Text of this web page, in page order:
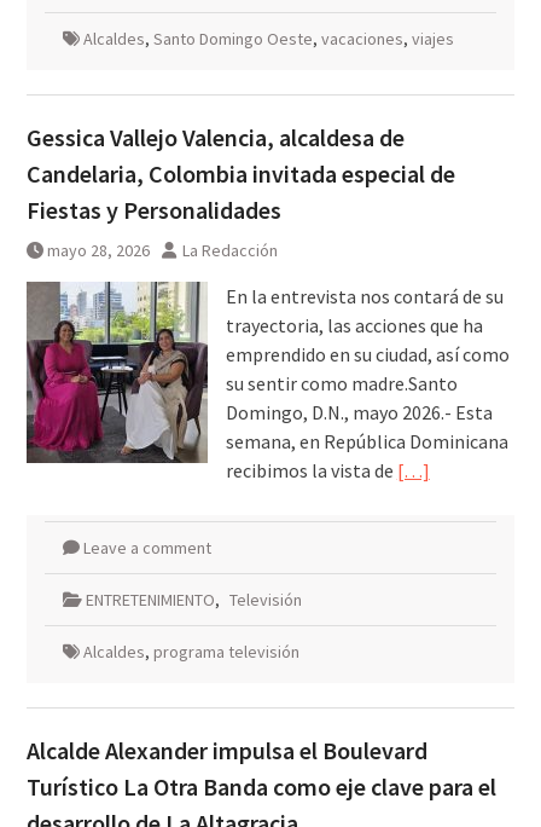
Alcaldes, Santo Domingo Oeste, vacaciones, viajes
Gessica Vallejo Valencia, alcaldesa de
Candelaria, Colombia invitada especial de
Fiestas y Personalidades
mayo 28, 2026 La Redacción
En la entrevista nos contará de su
trayectoria, las acciones que ha
emprendido en su ciudad, así como
su sentir como madre.Santo
Domingo, D.N., mayo 2026.- Esta
semana, en República Dominicana
recibimos la vista de […]
Leave a comment
ENTRETENIMIENTO, Televisión
Alcaldes, programa televisión
Alcalde Alexander impulsa el Boulevard
Turístico La Otra Banda como eje clave para el